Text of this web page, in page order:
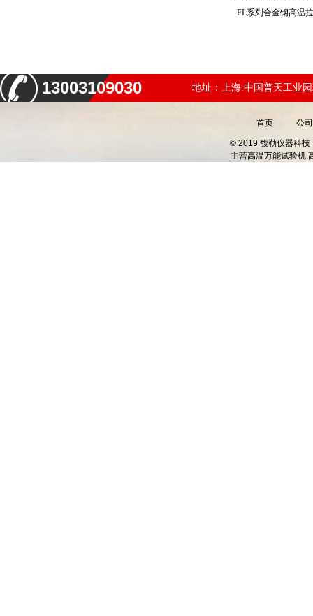
FL系列合金钢高温
13003109030 地址：上海.中国普天工业
首页 公
© 2019 馥勒仪器科技
主营高温万能试验机,